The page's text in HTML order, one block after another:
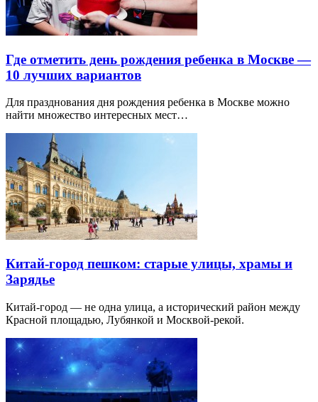
Где отметить день рождения ребенка в Москве —
10 лучших вариантов
Для празднования дня рождения ребенка в Москве можно
найти множество интересных мест…
Китай-город пешком: старые улицы, храмы и
Зарядье
Китай-город — не одна улица, а исторический район между
Красной площадью, Лубянкой и Москвой-рекой.